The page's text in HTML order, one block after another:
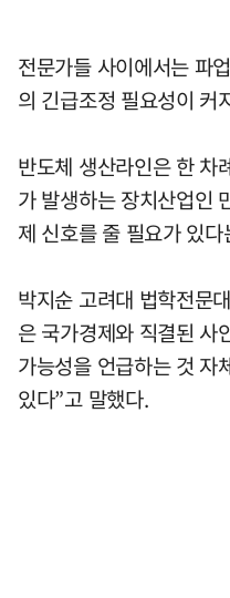
전문가들 사이에서는 파
의 긴급조정 필요성이 커
반도체 생산라인은 한 차
가 발생하는 장치산업인
제 신호를 줄 필요가 있
박지순 고려대 법학전문
은 국가경제와 직결된 사
가능성을 언급하는 것 자
있다”고 말했다.